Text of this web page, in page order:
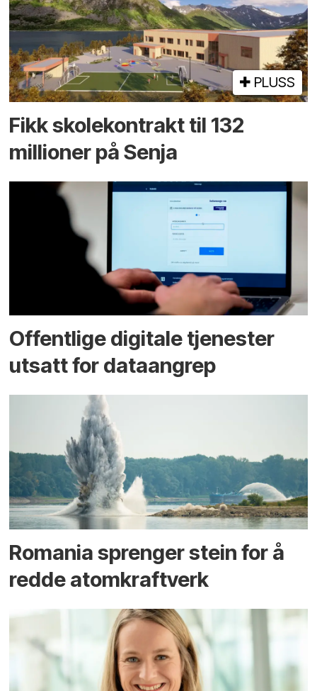
PLUSS
Fikk skole­kontrakt til 132
millioner på Senja
Offentlige digitale tjenester
utsatt for dataangrep
Romania sprenger stein for å
redde atomkraftverk